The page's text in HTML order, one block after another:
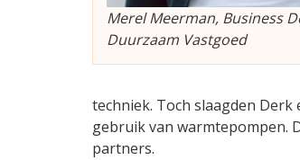
Merel Meerman, Business
Duurzaam Vastgoed
techniek. Toch slaagden
gebruik van warmtepompen.
partners.